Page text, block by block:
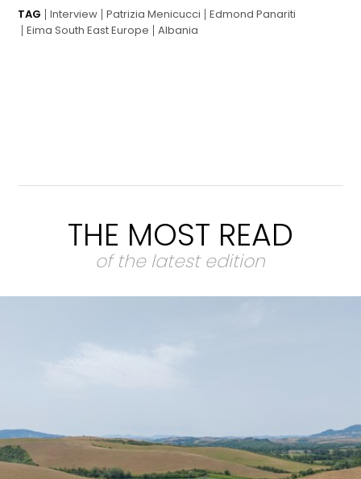
TAG Interview Patrizia Menicucci
Edmond Panariti
Eima South East Europe
Albania
THE MOST READ
of the latest edition